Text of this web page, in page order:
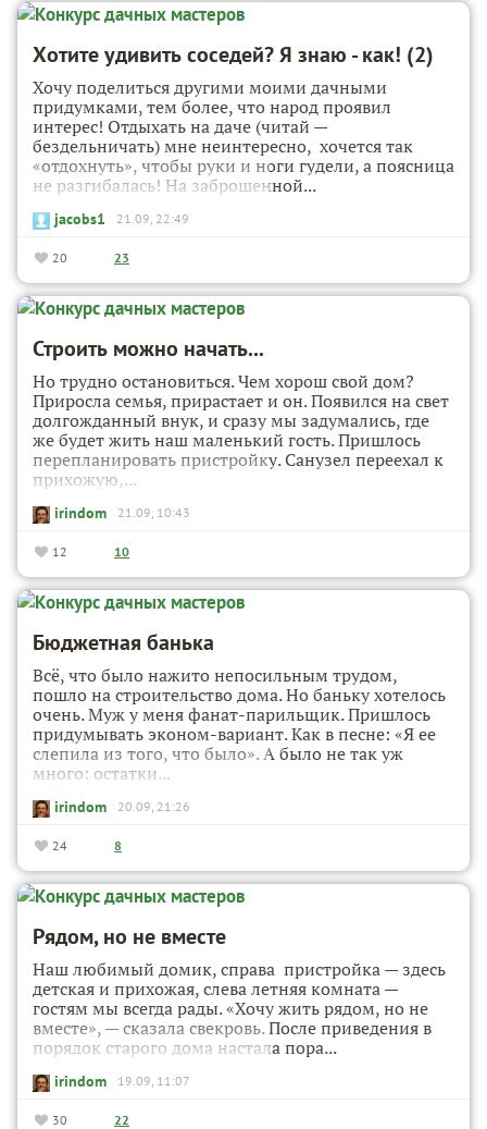
Хотите удивить соседей? Я знаю - как! (2)
Хочу поделиться другими моими дачными
придумками, тем более, что народ проявил
интерес! Отдыхать на даче (читай —
бездельничать) мне неинтересно, хочется так
«отдохнуть», чтобы руки и ноги гудели, а поясница
не разгибалась! На заброшенной...
jacobs1 21.09, 22:49
20 23
Строить можно начать...
Но трудно остановиться. Чем хорош свой дом?
Приросла семья, прирастает и он. Появился на свет
долгожданный внук, и сразу мы задумались, где
же будет жить наш маленький гость. Пришлось
перепланировать пристройку. Санузел переехал к
прихожую,...
irindom 21.09, 10:43
12 10
Бюджетная банька
Всё, что было нажито непосильным трудом,
пошло на строительство дома. Но баньку хотелось
очень. Муж у меня фанат-парильщик. Пришлось
придумывать эконом-вариант. Как в песне: «Я ее
слепила из того, что было». А было не так уж
много: остатки...
irindom 20.09, 21:26
24 8
Рядом, но не вместе
Наш любимый домик, справа пристройка — здесь
детская и прихожая, слева летняя комната —
гостям мы всегда рады. «Хочу жить рядом, но не
вместе», — сказала свекровь. После приведения в
порядок старого дома настала пора...
irindom 19.09, 11:07
30 22